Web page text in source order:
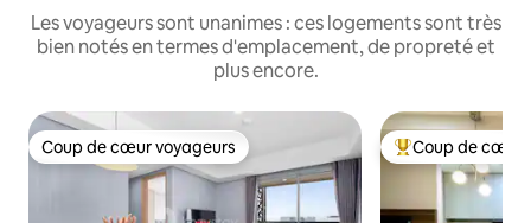
Les voyageurs sont unanimes : ces logements sont très
bien notés en termes d'emplacement, de propreté et
plus encore.
Coup de cœur voyageurs
Coup de cœur voyageurs Coups de cœur
Coup de cœur